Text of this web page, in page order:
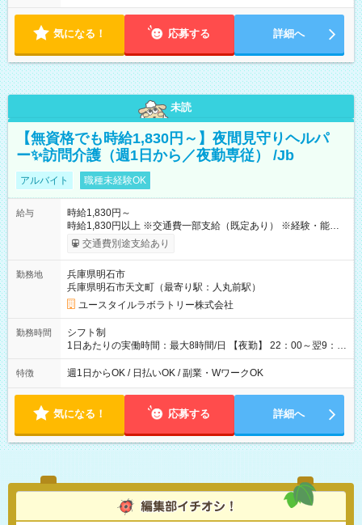
気になる！ 応募する 詳細へ
未読
【無資格でも時給1,830円～】夜間見守りヘルパ
ー✨訪問介護（週1日から／夜勤専従） /Jb
アルバイト 職種未経験OK
給与
時給1,830円～
時給1,830円以上 ※交通費一部支給（既定あり） ※経験・能力を
考慮して決定します 【収入例】 週1回勤務の場合：1,830円×8時
間×4回=5万8,560円 週3回勤務の場合：1,830円×8時間×12回
月 ※ 雇用形態と給与に、本採用時と異なる部分があります。 雇
用形態：本採用時と同じです。 給与：時給 1,550円以上
交通費別途支給あり
勤務地
兵庫県明石市
兵庫県明石市天文町（最寄り駅：人丸前駅）
ユースタイルラボラトリー株式会社
勤務時間
シフト制
1日あたりの実働時間：最大8時間/日 【夜勤】 22：00～翌9：
00 ※週1日～OK ／ 夜勤専従 ＊＊ 勤務時間例 ＊＊ ■22時か
ら翌7時 ■23時から翌8時 ■24時から翌9時 など ※上記の時間
ます。 ※曜日固定（毎週同じ曜日での勤務となります）
特徴 週1日からOK / 日払いOK / 副業・WワークOK
気になる！ 応募する 詳細へ